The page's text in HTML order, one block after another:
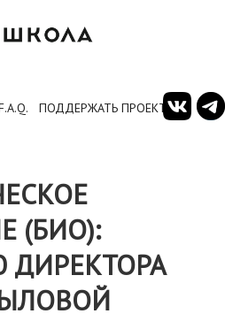
ПОДДЕРЖАТЬ ПРОЕКТ
(БИО):
ДИРЕКТОРА